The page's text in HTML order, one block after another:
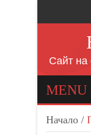
Сайт на
MENU
Начало /